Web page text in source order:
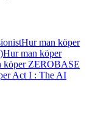
Hur man köper
Hur man köper
köper ZEROBASE
Act I : The AI